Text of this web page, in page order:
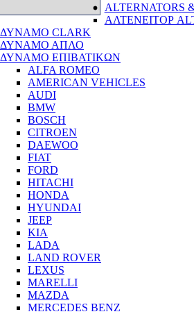
ΑΛΤΕΝΕΙΤΟΡ
ΔΥΝΑΜΟ CLARK
ΔΥΝΑΜΟ ΑΠΛΟ
ΔΥΝΑΜΟ ΕΠΙΒΑΤΙΚΩΝ
ALFA ROMEO
AMERICAN VEHICLES
AUDI
BMW
BOSCH
CITROEN
DAEWOO
FIAT
FORD
HITACHI
HONDA
HYUNDAI
JEEP
KIA
LADA
LAND ROVER
LEXUS
MARELLI
MAZDA
MERCEDES BENZ